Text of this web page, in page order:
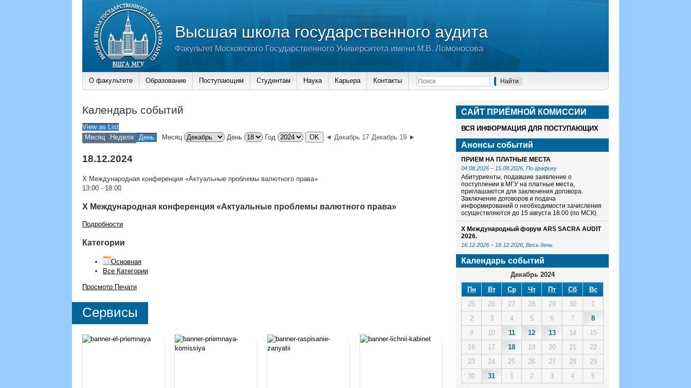
Высшая школа государственного аудита
Факультет Московского Государственного Университета имени М.В. Ломоносова
О факультете Образование Поступающим Студентам Наука Карьера Контакты
Календарь событий
View asList
Месяц
Неделя День Месяц День Год ◄ Декабрь 17 Декабрь 19 ►
18.12.2024
X Международная конференция «Актуальные проблемы валютного права»
13:00 - 18:00
X Международная конференция «Актуальные проблемы валютного права»
Подробности
Категории
Основная
Все Категории
Просмотр Печати
Сервисы
САЙТ ПРИЁМНОЙ КОМИСCИИ
ВСЯ ИНФОРМАЦИЯ ДЛЯ ПОСТУПАЮЩИХ
Анонсы событий
ПРИЕМ НА ПЛАТНЫЕ МЕСТА
04.08.2026 – 15.08.2026 , По графику
Абитуриенты, подавшие заявление о
поступлении в МГУ на платные места,
приглашаются для заключения договора.
Заключение договоров и подача
информирований о необходимости зачисления
осуществляются до 15 августа 18.00 (по МСК).
X Международный форум ARS SACRA AUDIT
2026.
16.12.2026 – 18.12.2026 , Весь день
Календарь событий
Декабрь 2024
Пн
Вт Ср Чт Пт Сб
Вс
25
26 27 28 29 30
1
2
3 4 5 6 7
8
9
10 11 12 13 14
15
16
17 18 19 20 21
22
23
24 25 26 27 28
29
30
31 1 2 3 4 5